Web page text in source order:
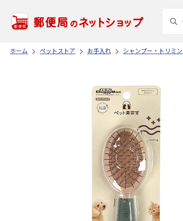
ホーム ペットストア お手入れ シャンプー・トリミン